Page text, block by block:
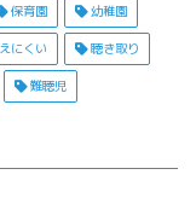
保育園 幼稚園
にくい 聴き取り
難聴児